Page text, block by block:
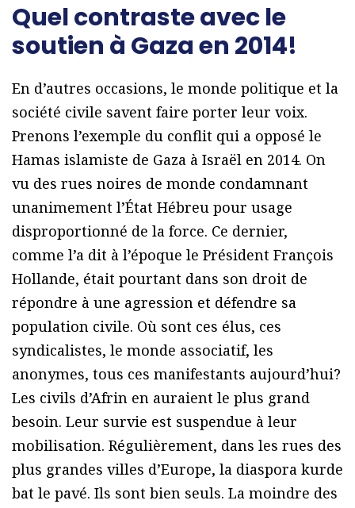
Quel contraste avec le
soutien à Gaza en 2014!
En d’autres occasions, le monde politique et la
société civile savent faire porter leur voix.
Prenons l’exemple du conflit qui a opposé le
Hamas islamiste de Gaza à Israël en 2014. On
vu des rues noires de monde condamnant
unanimement l’État Hébreu pour usage
disproportionné de la force. Ce dernier,
comme l’a dit à l’époque le Président François
Hollande, était pourtant dans son droit de
répondre à une agression et défendre sa
population civile. Où sont ces élus, ces
syndicalistes, le monde associatif, les
anonymes, tous ces manifestants aujourd’hui?
Les civils d’Afrin en auraient le plus grand
besoin. Leur survie est suspendue à leur
mobilisation. Régulièrement, dans les rues des
plus grandes villes d’Europe, la diaspora kurde
bat le pavé. Ils sont bien seuls. La moindre des